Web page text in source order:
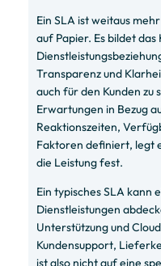
Ein SLA ist weitaus
auf Papier. Es bildet
Transparenz und
auch für den Kunden zu
Erwartungen in Bezug
Reaktionszeiten,
Faktoren definiert, legt
die Leistung fest.
Ein typisches SLA kann
Dienstleistungen
Unterstützung und
Kundensupport,
ist also nicht auf eine